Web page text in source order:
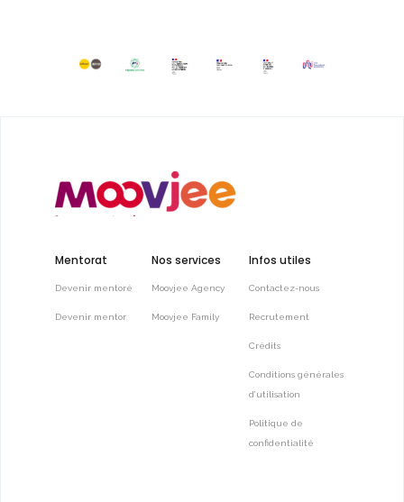
Mentorat
Devenir mentoré
Devenir mentor
Nos services
Moovjee Agency
Moovjee Family
Infos utiles
Contactez-nous
Recrutement
Crédits
Conditions générales
d’utilisation
Politique de
confidentialité